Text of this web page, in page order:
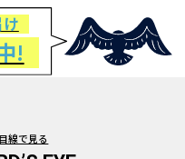
和の模様」「き
る正倉院宝物に描
!
線で見る